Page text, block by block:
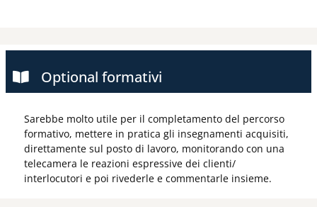
Optional formativi
Sarebbe molto utile per il completamento del percorso
formativo, mettere in pratica gli insegnamenti acquisiti,
direttamente sul posto di lavoro, monitorando con una
telecamera le reazioni espressive dei clienti/
interlocutori e poi rivederle e commentarle insieme.